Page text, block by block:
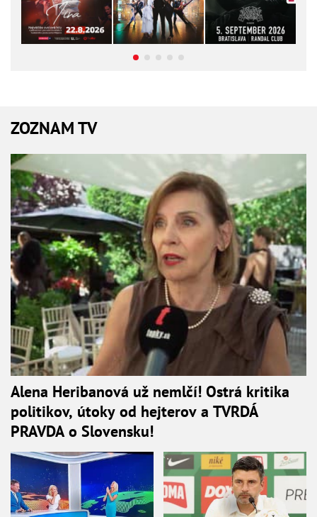
ZOZNAM TV
Alena Heribanová už nemlčí! Ostrá kritika
politikov, útoky od hejterov a TVRDÁ
PRAVDA o Slovensku!